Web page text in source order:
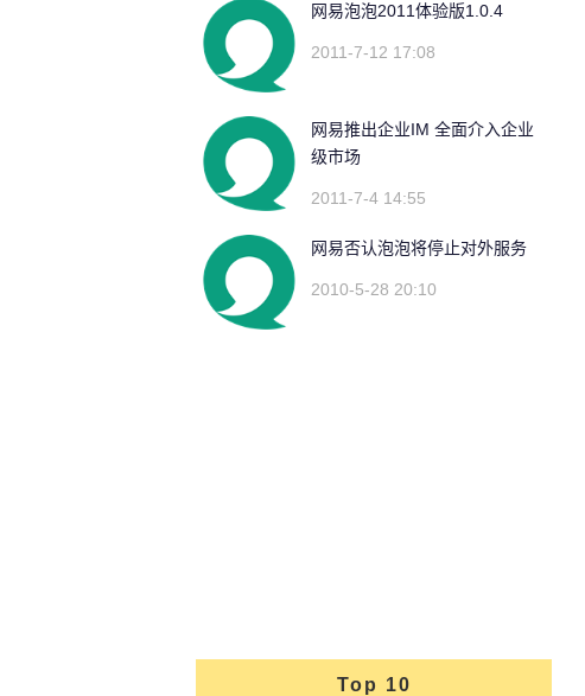
网易泡泡2011体验版1.0.4
2011-7-12 17:08
网易推出企业IM 全面介入企业
级市场
2011-7-4 14:55
网易否认泡泡将停止对外服务
2010-5-28 20:10
Top 10